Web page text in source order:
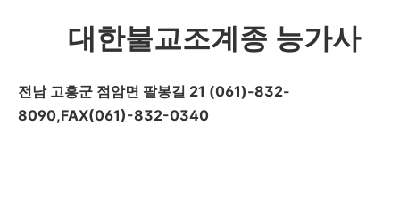
대한불교조계종 능가사
전남 고흥군 점암면 팔봉길 21 (061)-832-
8090,FAX(061)-832-0340